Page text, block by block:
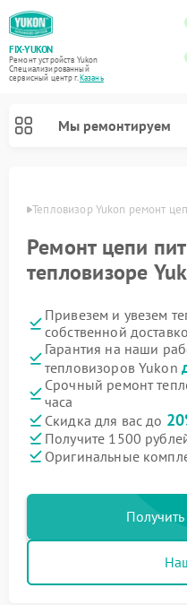
FIX-YUKON
Ремонт устройств Yukon
Специализированный
cервисный центр г.Казань
Мы ремонтируем
Тепловизор Yukon ремонт
Ремонт цепи
тепловизоре
Привезем и увезем
собственной
Гарантия на наши
тепловизоров Yukon
Срочный ремонт
часа
Скидка для вас до
Получите 1500
Оригинальные